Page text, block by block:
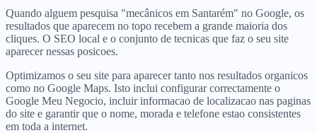
Quando alguem pesquisa "mecânicos em Santarém" no Google, os
resultados que aparecem no topo recebem a grande maioria dos
cliques. O SEO local e o conjunto de tecnicas que faz o seu site
aparecer nessas posicoes.
Optimizamos o seu site para aparecer tanto nos resultados organicos
como no Google Maps. Isto inclui configurar correctamente o
Google Meu Negocio, incluir informacao de localizacao nas paginas
do site e garantir que o nome, morada e telefone estao consistentes
em toda a internet.